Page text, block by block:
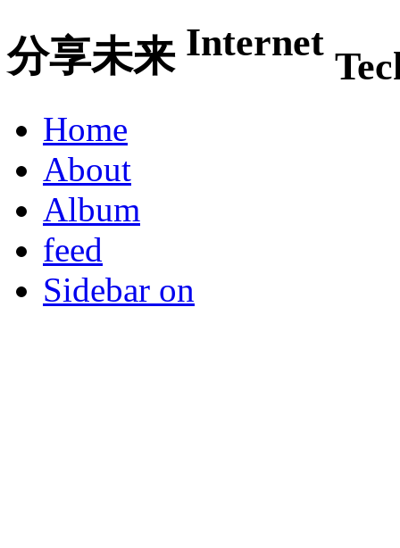
分享未来 Internet
Home
About
Album
feed
Sidebar on